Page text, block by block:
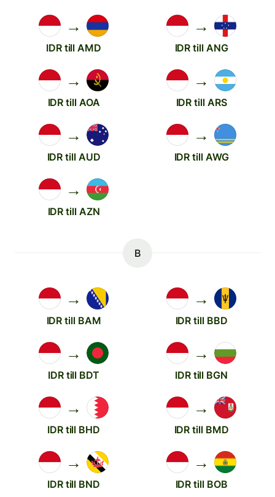
→
IDR till AMD
→
IDR till ANG
→
IDR till AOA
→
IDR till ARS
→
IDR till AUD
→
IDR till AWG
→
IDR till AZN
B
→
IDR till BAM
→
IDR till BBD
→
IDR till BDT
→
IDR till BGN
→
IDR till BHD
→
IDR till BMD
→
IDR till BND
→
IDR till BOB